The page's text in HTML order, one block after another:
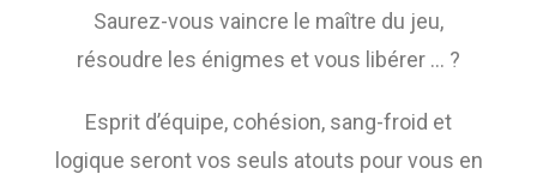
Saurez-vous vaincre le maître du jeu,
résoudre les énigmes et vous libérer … ?
Esprit d’équipe, cohésion, sang-froid et
logique seront vos seuls atouts pour vous en